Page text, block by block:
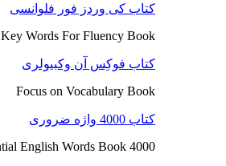
کتاب کی وردز فور فلوانسی
Key Words For Fluency Book
کتاب فوکِس آن وکبیولری
Focus on Vocabulary Book
کتاب 4000 واژه ضروری
4000 Essential English Words Book